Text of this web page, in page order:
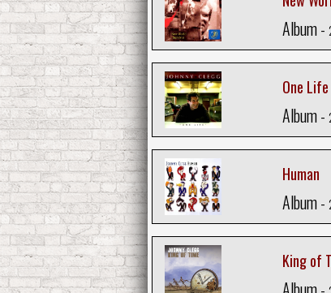
Album -
One Life
Album -
Human
Album -
King of